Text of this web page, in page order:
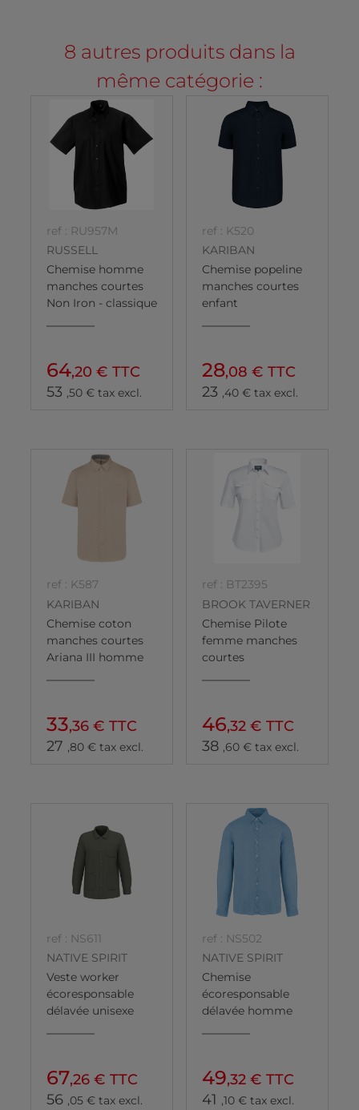
8 autres produits dans la
même catégorie :
ref : RU957M
RUSSELL
Chemise homme
manches courtes
Non Iron - classique
64,20 € TTC
53 ,50 € tax excl.
ref : K520
KARIBAN
Chemise popeline
manches courtes
enfant
28,08 € TTC
23 ,40 € tax excl.
ref : K587
KARIBAN
Chemise coton
manches courtes
Ariana III homme
33,36 € TTC
27 ,80 € tax excl.
ref : BT2395
BROOK TAVERNER
Chemise Pilote
femme manches
courtes
46,32 € TTC
38 ,60 € tax excl.
ref : NS611
NATIVE SPIRIT
Veste worker
écoresponsable
délavée unisexe
67,26 € TTC
56 ,05 € tax excl.
ref : NS502
NATIVE SPIRIT
Chemise
écoresponsable
délavée homme
49,32 € TTC
41 ,10 € tax excl.